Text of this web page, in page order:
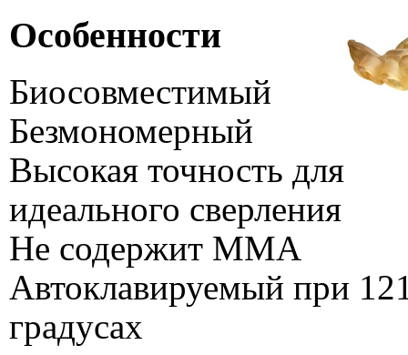
Особенности
Биосовместимый
Безмономерный
Высокая точность для
идеального сверления
Не содержит ММА
Автоклавируемый при
градусах